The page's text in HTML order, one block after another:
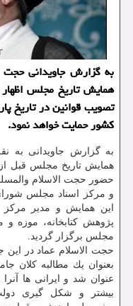
به گزارش جاویدانی
همایش تاریخ مجلس
تصویب قوانین در تاریخ
كشور حمایت خواهد نمود.
به گزارش جاویدانی به
حضور حجت الاسلام
و مركز اسناد مجلس
این همایش و مدیر
پژوهش كتابخانه، موزه
مجلس برگزار گردید.
حجت الاسلام عماد در
عنوان شد و ایرانی ها
بیشتر و شكل گیری